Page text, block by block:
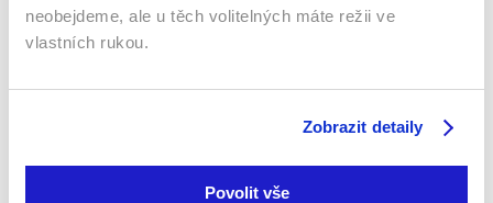
neobejdeme, ale u těch volitelných máte režii ve
vlastních rukou.
Zobrazit detaily
Povolit vše
Sledovat internetovou televizi jde odkudkoliv
po celé EU, a to až na 6 zařízeních.